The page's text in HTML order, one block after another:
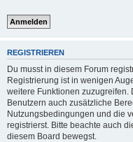
REGISTRIEREN
Du musst in diesem Forum
Registrierung ist in wenigen
weitere Funktionen zuzugreifen.
Benutzern auch zusätzliche
Nutzungsbedingungen und die
registrierst. Bitte beachte auch
diesem Board bewegst.